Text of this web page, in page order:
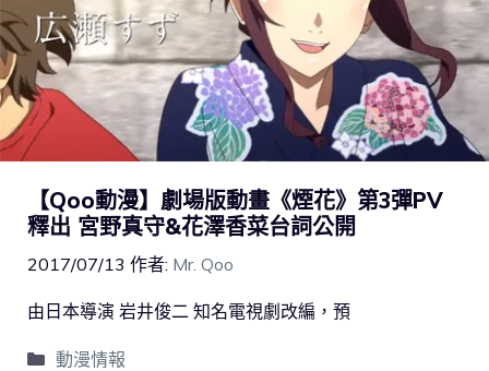
【Qoo動漫】劇場版動畫《煙花》第3彈PV
釋出 宮野真守&花澤香菜台詞公開
2017/07/13 作者: Mr. Qoo
由日本導演 岩井俊二 知名電視劇改編，預
動漫情報